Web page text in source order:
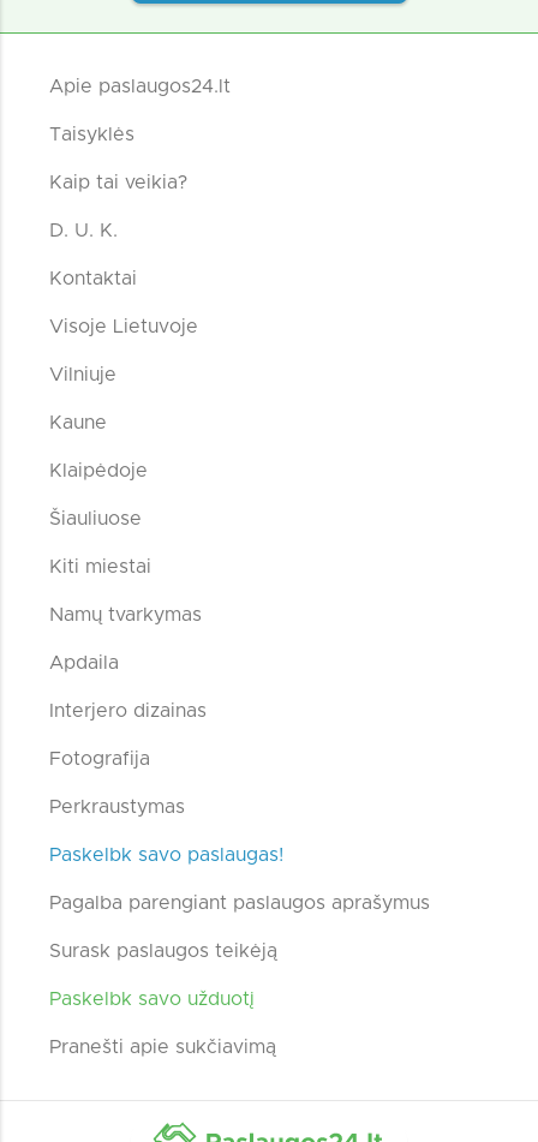
Apie paslaugos24.lt
Taisyklės
Kaip tai veikia?
D. U. K.
Kontaktai
Visoje Lietuvoje
Vilniuje
Kaune
Klaipėdoje
Šiauliuose
Kiti miestai
Namų tvarkymas
Apdaila
Interjero dizainas
Fotografija
Perkraustymas
Paskelbk savo paslaugas!
Pagalba parengiant paslaugos aprašymus
Surask paslaugos teikėją
Paskelbk savo užduotį
Pranešti apie sukčiavimą